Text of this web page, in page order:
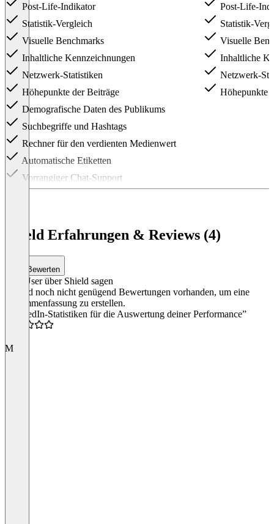
Post-Life-Indikator
Statistik-Vergleich
Visuelle Benchmarks
Inhaltliche Kennzeichnungen
Netzwerk-Statistiken
Höhepunkte der Beiträge
Demografische Daten des Publikums
Suchbegriffe und Hashtags
Rechner für den verdienten Medienwert
Automatische Etiketten
Vorrangiger Chat-Support
Post-Life-
Statistik-
Visuelle
Inhaltliche
Netzwerk-
Höhepunkte
Shield Erfahrungen & Reviews (4)
Bewerten
Was User über Shield sagen
Es sind noch nicht genügend Bewertungen vorhanden, um eine
Zusammenfassung zu erstellen.
“LinkedIn-Statistiken für die Auswertung deiner Performance”
M